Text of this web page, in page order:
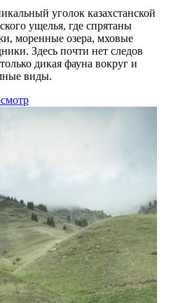
уголок казахстанской
ущелья, где спрятаны
моренные озера, мховые
Здесь почти нет следов
дикая фауна вокруг и
виды.